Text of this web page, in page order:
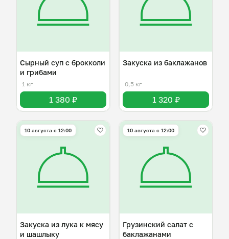
Сырный суп с брокколи
и грибами
1 кг
1 380 ₽
Закуска из баклажанов
0,5 кг
1 320 ₽
10 августа с 12:00
Закуска из лука к мясу
и шашлыку
10 августа с 12:00
Грузинский салат с
баклажанами